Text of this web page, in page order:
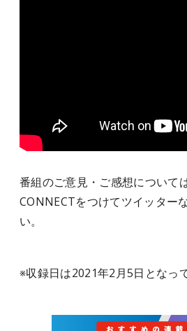
番組のご意見・ご感想について
CONNECTをつけてツイッター
い。
※収録日は2021年2月5日となっ